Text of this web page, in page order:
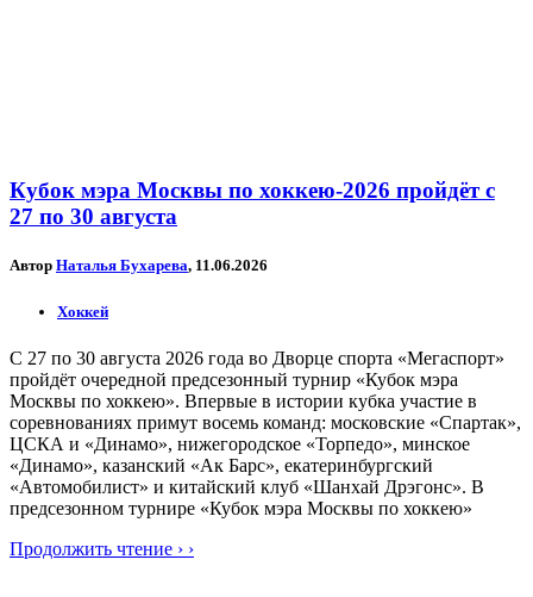
Кубок мэра Москвы по хоккею-2026 пройдёт с
27 по 30 августа
Автор Наталья Бухарева, 11.06.2026
Хоккей
С 27 по 30 августа 2026 года во Дворце спорта «Мегаспорт»
пройдёт очередной предсезонный турнир «Кубок мэра
Москвы по хоккею». Впервые в истории кубка участие в
соревнованиях примут восемь команд: московские «Спартак»,
ЦСКА и «Динамо», нижегородское «Торпедо», минское
«Динамо», казанский «Ак Барс», екатеринбургский
«Автомобилист» и китайский клуб «Шанхай Дрэгонс». В
предсезонном турнире «Кубок мэра Москвы по хоккею»
Продолжить чтение › ›